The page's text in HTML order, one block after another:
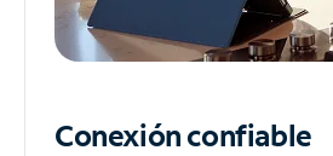
Conexión confiable